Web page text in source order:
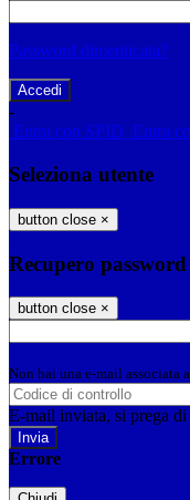
Password dimenticata?
-
Entra con SPID Entra
Seleziona utente
button close ×
Recupero password
button close ×
Non hai una e-mail associata
E-mail inviata, si prega
Errore